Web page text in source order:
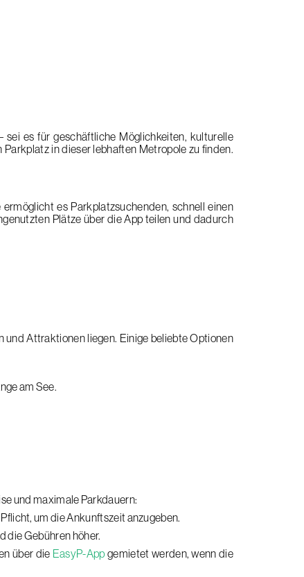
es für geschäftliche Möglichkeiten, kulturelle
in dieser lebhaften Metropole zu finden.
es Parkplatzsuchenden, schnell einen
Plätze über die App teilen und dadurch
Attraktionen liegen. Einige beliebte Optionen
am See.
und maximale Parkdauern:
um die Ankunftszeit anzugeben.
die Gebühren höher.
über die EasyP-App gemietet werden, wenn die